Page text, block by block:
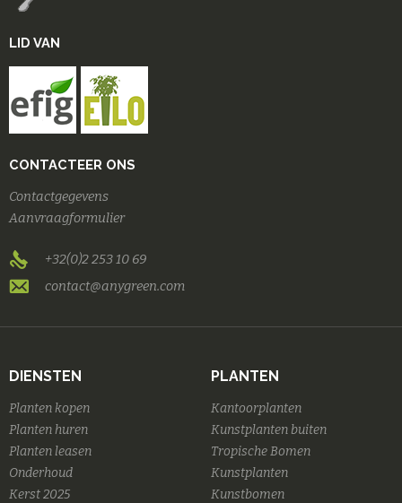
LID VAN
CONTACTEER ONS
Contactgegevens
Aanvraagformulier
+32(0)2 253 10 69
contact@anygreen.com
DIENSTEN
Planten kopen
Planten huren
Planten leasen
Onderhoud
Kerst 2025
PLANTEN
Kantoorplanten
Kunstplanten buiten
Tropische Bomen
Kunstplanten
Kunstbomen